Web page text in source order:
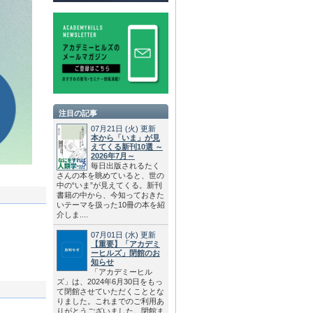
注目の記事
07月21日 (火) 更新
本から「いま」が見
えてくる新刊10選 ～
2026年7月～
毎日出版されるたく
さんの本を眺めていると、世の
中の“いま”が見えてくる。新刊
書籍の中から、今知っておきた
いテーマを扱った10冊の本を紹
介しま....
07月01日 (水) 更新
【重要】「アカデミ
ーヒルズ」閉館のお
知らせ
「アカデミーヒル
ズ」は、2024年6月30日をもっ
て閉館させていただくこととな
りました。これまでのご利用あ
りがとうございました。閉館ま